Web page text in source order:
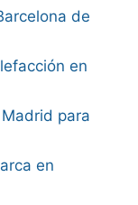
de
en
para
en